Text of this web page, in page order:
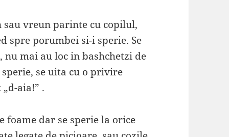
sau vreun parinte cu copilul,
spre porumbei si-i sperie. Se
nu mai au loc in bashchetzi de
se uita cu o privire
aia!” .
dar se sperie la orice